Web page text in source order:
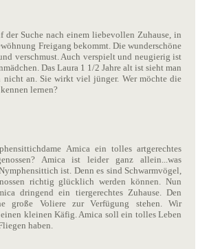
der Suche nach einem liebevollen Zuhause, in
Freigang bekommt. Die wunderschöne
verschmust. Auch verspielt und neugierig ist
Das Laura 1 1/2 Jahre alt ist sieht man
nicht an. Sie wirkt viel jünger. Wer möchte die
lernen?
Amica ein tolles artgerechtes
Amica ist leider ganz allein...was
ist. Denn es sind Schwarmvögel,
richtig glücklich werden können. Nun
dringend ein tiergerechtes Zuhause. Den
große Voliere zur Verfügung stehen. Wir
kleinen Käfig. Amica soll ein tolles Leben
haben.